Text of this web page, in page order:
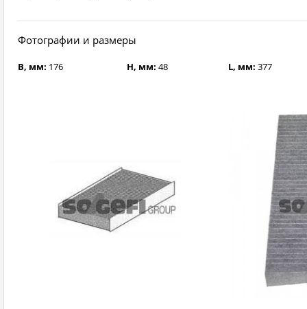
Фотографии и размеры
B, мм: 176 H, мм: 48 L, мм:377